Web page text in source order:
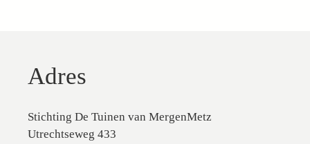
Adres
Stichting De Tuinen van MergenMetz
Utrechtseweg 433